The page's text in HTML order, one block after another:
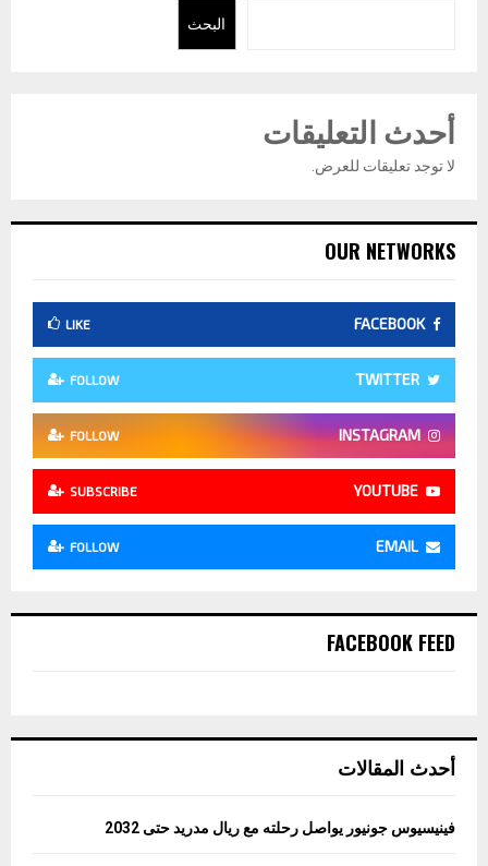
البحث
أحدث التعليقات
لا توجد تعليقات للعرض.
OUR NETWORKS
FACEBOOK
LIKE
TWITTER
FOLLOW
INSTAGRAM
FOLLOW
YOUTUBE
SUBSCRIBE
EMAIL
FOLLOW
FACEBOOK FEED
أحدث المقالات
فينيسيوس جونيور يواصل رحلته مع ريال مدريد حتى 2032